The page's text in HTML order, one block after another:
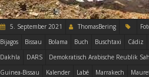
5. September 2021 ThomasBering
Bijagos
Bissau Bolama Buch Buschtaxi Cádiz
Dakhla
DARS Demokratisch Arabische Reublik
Guinea-Bissau
Kalender Labé Marrakech